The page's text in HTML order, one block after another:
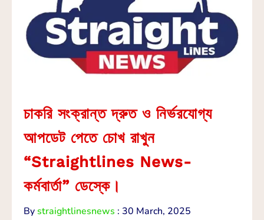
চাকরি সংক্রান্ত দ্রুত ও নির্ভরযোগ্য
আপডেট পেতে চোখ রাখুন
“Straightlines News-
কর্মবার্তা” ডেস্কে।
Bystraightlinesnews : 30 March, 2025